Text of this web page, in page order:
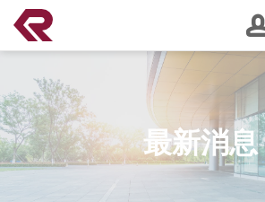
南俊國際股份有限公司 。 REPON SLIDES
Navigation
建議關鍵字： Soft Close Server Slide 200 lbs
Duty
Lock Out 2 Way
Banner
最新消息